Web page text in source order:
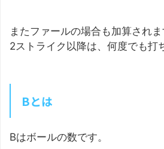
またファールの場合も加算されま
2ストライク以降は、何度でも打
Bとは
Bはボールの数です。